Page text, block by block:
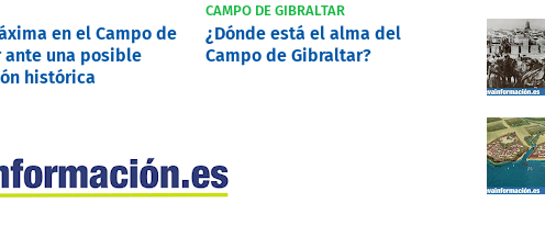
en el Campo de
ante una posible
histórica
CAMPO DE GIBRALTAR
¿Dónde está el alma del
Campo de Gibraltar?